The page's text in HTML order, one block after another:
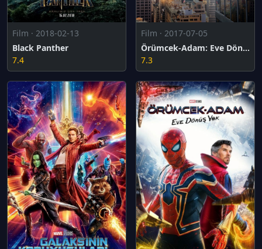
Film · 2018-02-13
Black Panther
7.4
Film · 2017-07-05
Örümcek-Adam: Eve Dönüş
7.3